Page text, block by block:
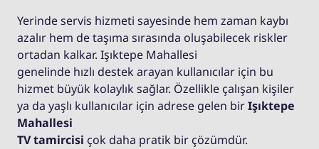
Yerinde servis hizmeti sayesinde hem zaman kaybı
azalır hem de taşıma sırasında oluşabilecek riskler
ortadan kalkar. Işıktepe Mahallesi
genelinde hızlı destek arayan kullanıcılar için bu
hizmet büyük kolaylık sağlar. Özellikle çalışan kişiler
ya da yaşlı kullanıcılar için adrese gelen birIşıktepe
Mahallesi
TV tamircisi çok daha pratik bir çözümdür.